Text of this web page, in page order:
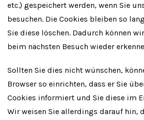
etc.) gespeichert werden, wenn Sie
besuchen. Die Cookies bleiben so
Sie diese löschen. Dadurch können
beim nächsten Besuch wieder
Sollten Sie dies nicht wünschen,
Browser so einrichten, dass er Sie
Cookies informiert und Sie diese im
Wir weisen Sie allerdings darauf hin,